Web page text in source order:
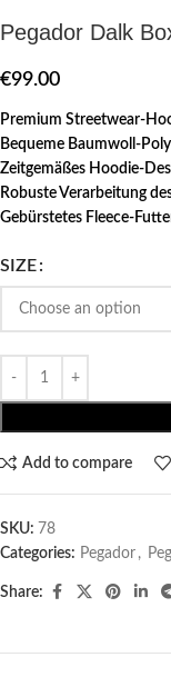
Pegador Dalk
€99.00
Premium Streetwear-
Bequeme Baumwoll-
Zeitgemäßes Hoodie-
Robuste Verarbeitung
Gebürstetes Fleece-
SIZE
Add to compare
SKU: 78
Categories: Pegador​ ,
Share: